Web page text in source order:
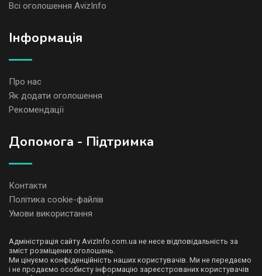
Всі оголошення AvizInfo
Iнформація
Про нас
Як додати оголошення
Рекомендації
Допомога - Підтримка
Контакти
Політика cookie-файлів
Умови використання
Адміністрація сайту AvizInfo.com.ua не несе відповідальність за
зміст розміщених оголошень.
Ми цінуємо конфіденційність наших користувачів. Ми не передаємо
і не продаємо особисту інформацію зареєстрованих користувачів